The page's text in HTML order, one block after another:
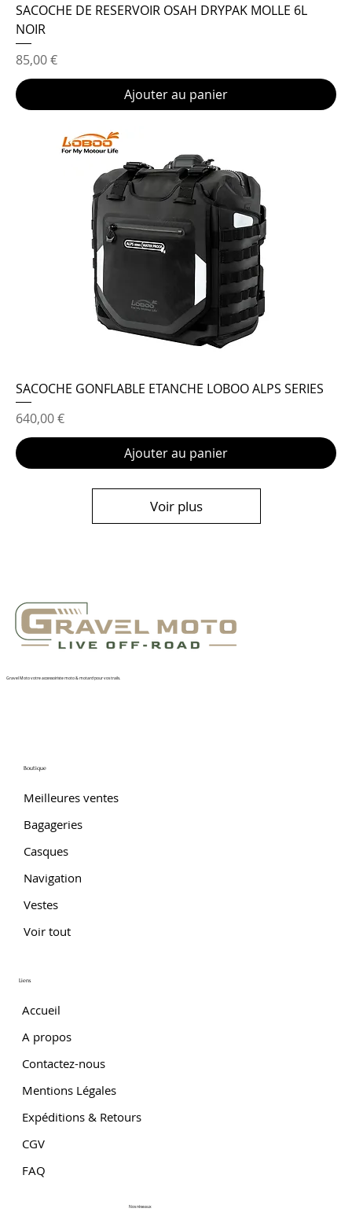
SACOCHE DE RESERVOIR OSAH DRYPAK MOLLE 6L
NOIR
Prix
85,00 €
Ajouter au panier
SACOCHE GONFLABLE ETANCHE LOBOO ALPS SERIES
Prix
640,00 €
Ajouter au panier
Voir plus
Gravel Moto votre accessoiriste moto & motard pour vos trails.
Boutique
Meilleures ventes
Bagageries
Casques
Navigation
Vestes
Voir tout
Liens
Accueil
A propos
Contactez-nous
Mentions Légales
Expéditions & Retours
CGV
FAQ
Nos réseaux